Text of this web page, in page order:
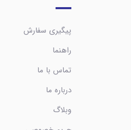
پیگیری سفارش
راهنما
تماس با ما
درباره ما
وبلاگ